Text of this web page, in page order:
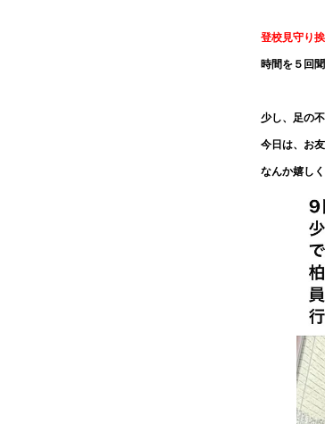
登校見守り挨
時間を５回
少し、足の
今日は、お
なんか嬉し